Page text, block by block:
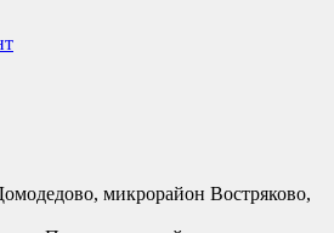
микрорайон Востряково,